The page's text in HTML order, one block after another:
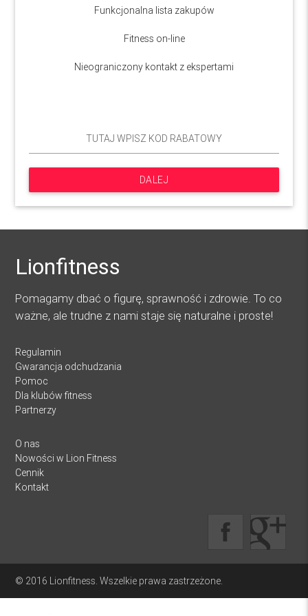
Funkcjonalna lista zakupów
Fitness on-line
Nieograniczony kontakt z ekspertami
DALEJ
Lionfitness
Pomagamy dbać o figurę, sprawność i zdrowie. To co
ważne, ale trudne z nami staje się naturalne i proste!
Regulamin
Gwarancja odchudzania
Pomoc
Dla klubów fitness
Partnerzy
O nas
Nowości w Lion Fitness
Cennik
Kontakt
© 2016 Lionfitness. Wszelkie prawa zastrzeżone.